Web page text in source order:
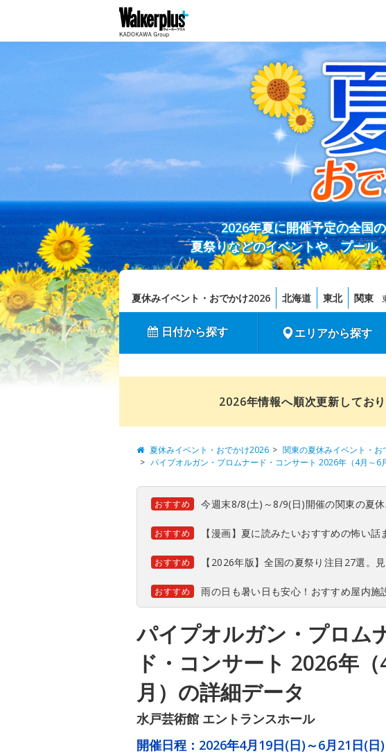
2026年夏に開催予定の全国
夏祭りなどのイベントや、プール
夏休みイベント・おでかけ2026 北海道 東北 関東
日付から探す エリアから探す
2026年情報へ順次更新してお
夏休みイベント・おでかけ2026 関東の夏休みイベント・お
パイプオルガン・プロムナード・コンサート 2026年（4月～6
おすすめ 今週末8/8(土)～8/9(日)開催の関東の夏
おすすめ 【漫画】夏に読みたいおすすめの怖い話
おすすめ 【2026年版】全国の夏祭り注目27選。
おすすめ 雨の日も暑い日も安心！おすすめ屋内施
パイプオルガン・プロム
ド・コンサート 2026年
月）の詳細データ
水戸芸術館 エントランスホール
開催日程： 2026年4月19日(日)～6月21日(日)